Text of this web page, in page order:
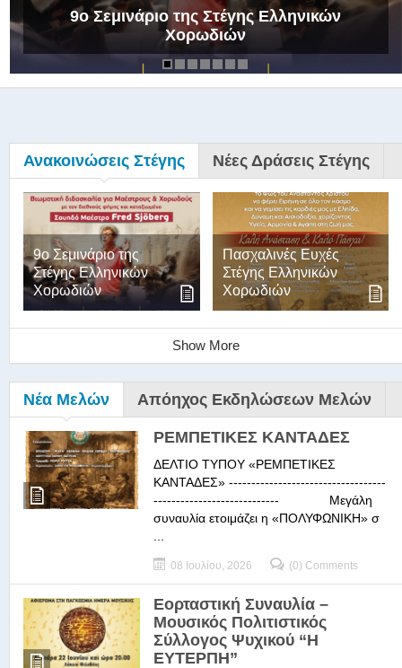
9ο Σεμινάριο της Στέγης Ελληνικών
Χορωδιών
Ανακοινώσεις Στέγης Νέες Δράσεις Στέγης
9ο Σεμινάριο της
Στέγης Ελληνικών
Χορωδιών
Πασχαλινές Ευχές
Στέγης Ελληνικών
Χορωδιών
Show More
Νέα Μελών Απόηχος Εκδηλώσεων Μελών
ΡΕΜΠΕΤΙΚΕΣ ΚΑΝΤΑΔΕΣ
ΔΕΛΤΙΟ ΤΥΠΟΥ «ΡΕΜΠΕΤΙΚΕΣ
ΚΑΝΤΑΔΕΣ» -----------------------------------
---------------------------- Μεγάλη
συναυλία ετοιμάζει η «ΠΟΛΥΦΩΝΙΚΗ» σ
08 Ιουλίου, 2026 (0) Comments
Εορταστική Συναυλία –
Μουσικός Πολιτιστικός
Σύλλογος Ψυχικού “Η
ΕΥΤΕΡΠΗ”